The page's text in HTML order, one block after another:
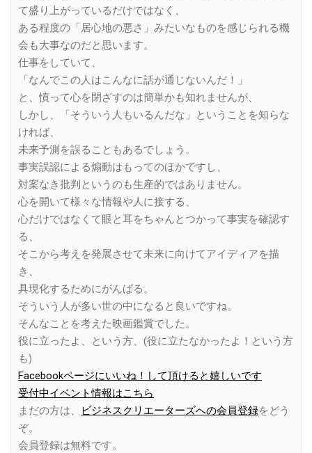
て盛り上がっているだけではなく、
ある程度の「居心地の悪さ」みたいなものを感じられる機
会も大事なのだと思います。
仕事をしていて、
「なんでこの人はこんなに話が通じないんだ！」
と、憤って心を閉ざすのは簡単かも知れませんが、
しかし、「そういう人もいるんだな」ということを知らな
ければ、
未来予測を誤ることもあるでしょう。
事実誤認による煽動はもってのほかですし、
対案なき批判というのも生産的ではありません。
心を開いて様々な情報や人に接する、
心だけではなくて眼と耳をちゃんとつかって事実を確認す
る、
そこから考えを発展させて未来に向けてアイディアを描
き、
具現化するためにがんばる。
そういう人が多い世の中になると良いですね。
そんなことを考えた映画鑑賞でした。
役に立ったよ、という方、(役に立たなかったよ！という方
も)
Facebookページにいいね！して頂けると嬉しいです
受付中イベント情報はこちら
まだの方は、
ビジネスクリエーターズへの会員登録をどう
ぞ。
会員登録は無料です。